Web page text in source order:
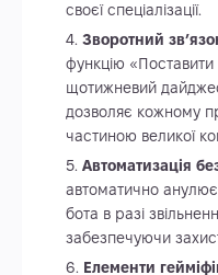
своєї спеціалізації.
Зворотний
функцію «Поставити
щотижневий
дозволяє кожному
частиною великої
Автоматизація
автоматично
бота в разі
забезпечуючи
Елементи